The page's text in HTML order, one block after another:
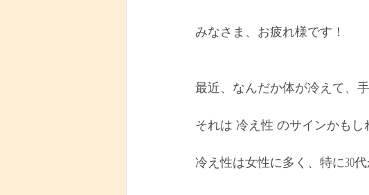
みなさま、お疲れ様です！
最近、なんだか体が冷えて、
それは 冷え性 のサインかもし
冷え性は女性に多く、特に30